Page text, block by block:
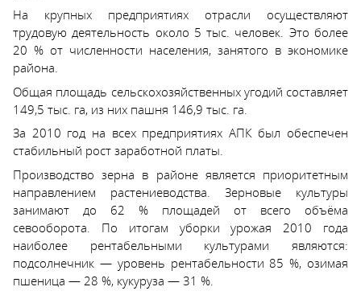
На крупных предприятиях отрасли осуществляют
трудовую деятельность около 5 тыс. человек. Это более
20 % от численности населения, занятого в экономике
района.
Общая площадь сельскохозяйственных угодий составляет
149,5 тыс. га, из них пашня 146,9 тыс. га.
За 2010 год на всех предприятиях АПК был обеспечен
стабильный рост заработной платы.
Производство зерна в районе является приоритетным
направлением растениеводства. Зерновые культуры
занимают до 62 % площадей от всего объёма
севооборота. По итогам уборки урожая 2010 года
наиболее рентабельными культурами являются:
подсолнечник — уровень рентабельности 85 %, озимая
пшеница — 28 %, кукуруза — 31 %.